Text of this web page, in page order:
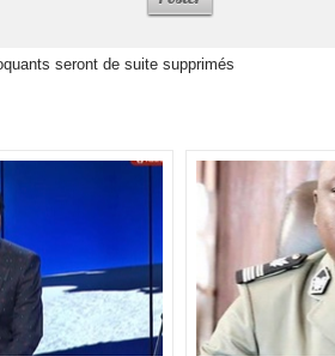
seront de suite supprimés